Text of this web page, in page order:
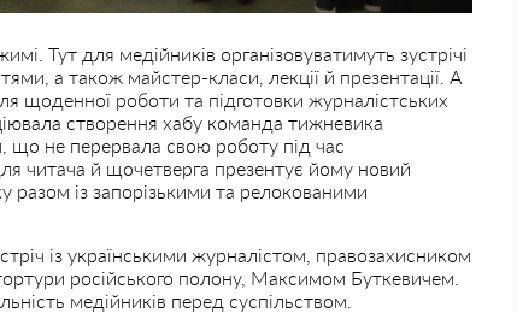
Тут для медійників організовуватимуть зустрічі
а також майстер-класи, лекції й презентації. А
щоденної роботи та підготовки журналістських
створення хабу команда тижневика
що не перервала свою роботу під час
читача й щочетверга презентує йому новий
із запорізькими та релокованими
із українськими журналістом, правозахисником
російського полону, Максимом Буткевичем.
медійників перед суспільством.